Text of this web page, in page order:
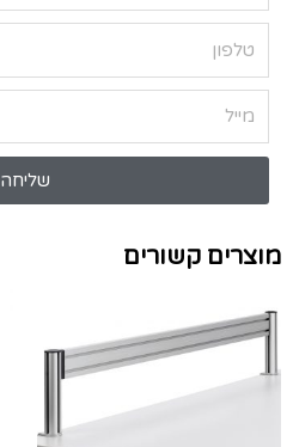
שליחה
מוצרים קשורים